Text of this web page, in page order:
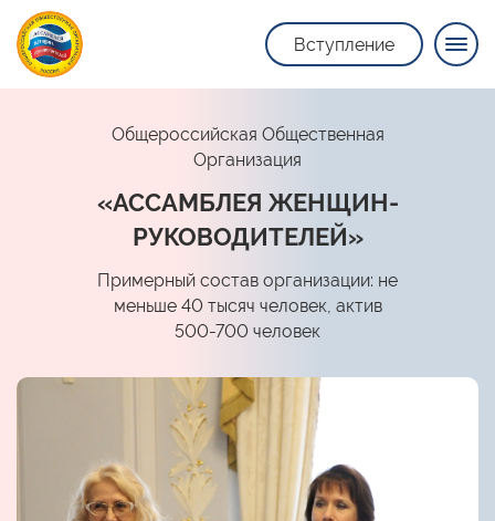
Вступление
Общероссийская Общественная
Организация
«АССАМБЛЕЯ ЖЕНЩИН-
РУКОВОДИТЕЛЕЙ»
Примерный состав организации: не
меньше 40 тысяч человек, актив
500-700 человек